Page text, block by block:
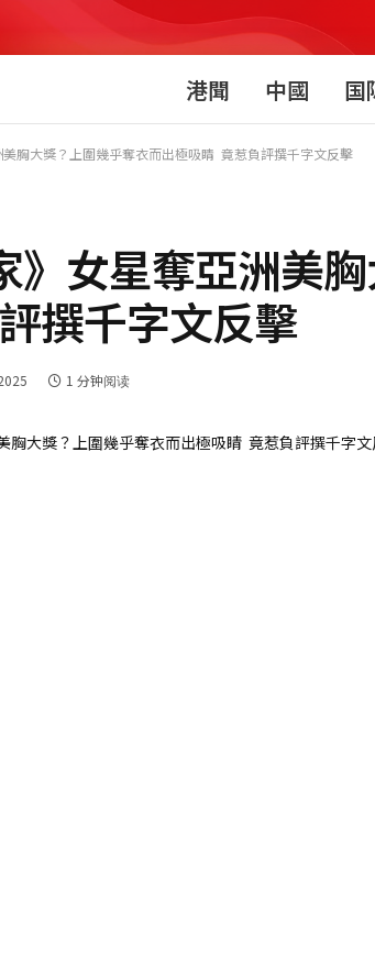
港聞 中國 国
胸大獎？上圍幾乎奪衣而出極吸睛 竟惹負評撰千字文反擊
》女星奪亞洲美
撰千字文反擊
1 分钟阅读